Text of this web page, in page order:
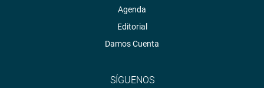
Agenda
Editorial
Damos Cuenta
SÍGUENOS